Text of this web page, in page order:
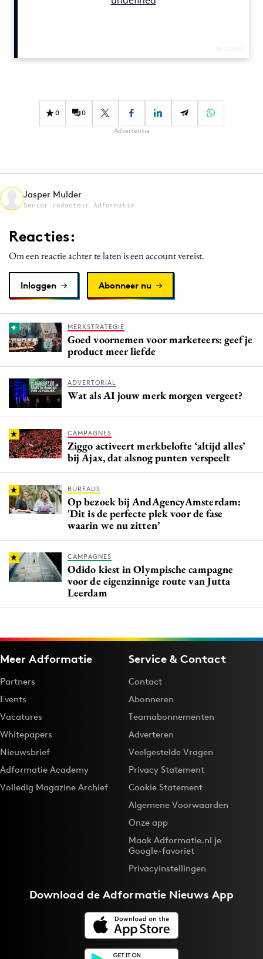
Digital transformation
Gedragsverandering
Influencer marketing
Merkstrategie
Programmatic
Purpose Marketing
Reputatie & crisis
0 0
Advertentie
Jasper Mulder
Senior redacteur Adformatie
Reacties:
Om een reactie achter te laten is een account vereist.
Inloggen Abonneer nu
MERKSTRATEGIE
Goed voornemen voor marketeers: geef je
product meer liefde
ADVERTORIAL
Wat als AI jouw merk morgen vergeet?
CAMPAGNES
Ziggo activeert merkbelofte ‘altijd alles’
bij Ajax, dat alsnog punten verspeelt
BUREAUS
Op bezoek bij AndAgencyAmsterdam:
'Dit is de perfecte plek voor de fase
waarin we nu zitten’
CAMPAGNES
Odido kiest in Olympische campagne
voor de eigenzinnige route van Jutta
Leerdam
Meer Adformatie
Partners
Events
Vacatures
Whitepapers
Nieuwsbrief
Adformatie Academy
Volledig Magazine Archief
Service & Contact
Contact
Abonneren
Teamabonnementen
Adverteren
Veelgestelde Vragen
Privacy Statement
Cookie Statement
Algemene Voorwaarden
Onze app
Maak Adformatie.nl je
Google-favoriet
Privacyinstellingen
Download deAdformatie Nieuws App